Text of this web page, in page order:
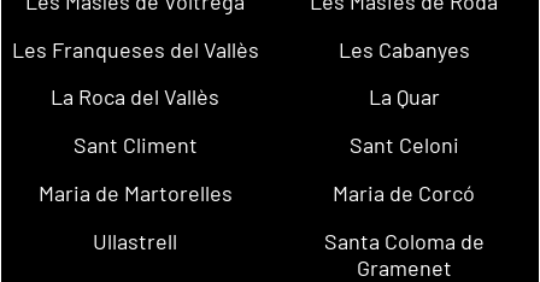
Les Franqueses del Vallès
Les Cabanyes
La Roca del Vallès
La Quar
Sant Climent
Sant Celoni
Maria de Martorelles
Maria de Corcó
Ullastrell
Santa Coloma de
Gramenet